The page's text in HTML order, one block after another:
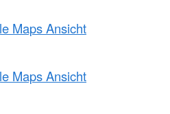
Maps Ansicht
Maps Ansicht